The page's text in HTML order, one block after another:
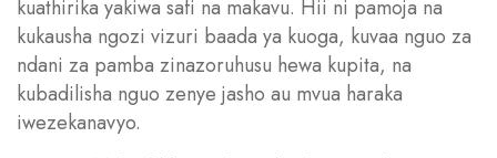
kuathirika yakiwa safi na makavu. Hii ni pamoja na
kukausha ngozi vizuri baada ya kuoga, kuvaa nguo za
ndani za pamba zinazoruhusu hewa kupita, na
kubadilisha nguo zenye jasho au mvua haraka
iwezekanavyo.